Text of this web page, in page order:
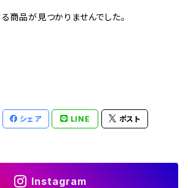
商品が見つかりませんでした。
シェア LINE ポスト
Instagram